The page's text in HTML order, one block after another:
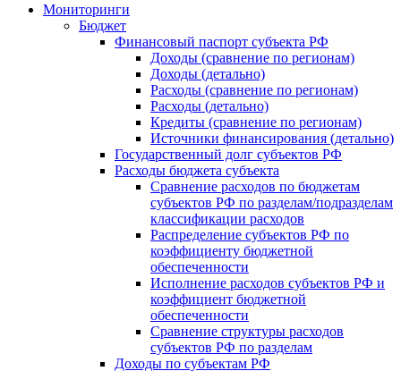
Мониторинги
Бюджет
Финансовый паспорт субъекта РФ
Доходы (сравнение по регионам)
Доходы (детально)
Расходы (сравнение по регионам)
Расходы (детально)
Кредиты (сравнение по регионам)
Источники финансирования (детально)
Государственный долг субъектов РФ
Расходы бюджета субъекта
Сравнение расходов по бюджетам
субъектов РФ по разделам/подразделам
классификации расходов
Распределение субъектов РФ по
коэффициенту бюджетной
обеспеченности
Исполнение расходов субъектов РФ и
коэффициент бюджетной
обеспеченности
Сравнение структуры расходов
субъектов РФ по разделам
Доходы по субъектам РФ